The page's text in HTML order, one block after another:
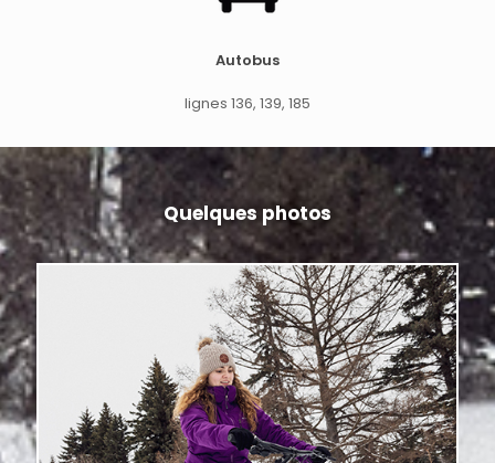
Autobus
lignes 136, 139, 185
Quelques photos